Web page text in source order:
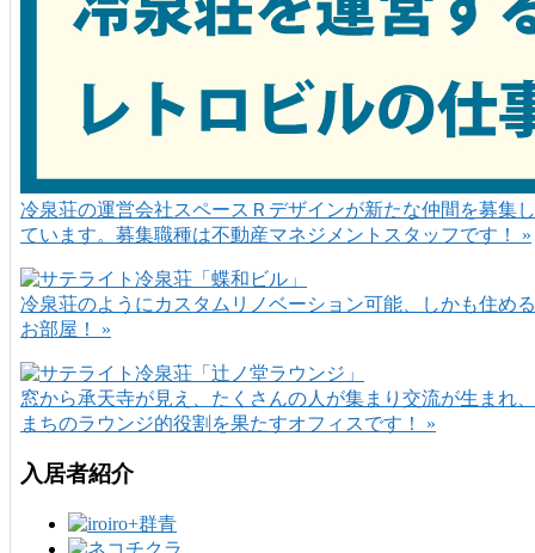
冷泉荘の運営会社スペースＲデザインが新たな仲間を募集し
ています。募集職種は不動産マネジメントスタッフです！ »
冷泉荘のようにカスタムリノベーション可能、しかも住める
お部屋！ »
窓から承天寺が見え、たくさんの人が集まり交流が生まれ、
まちのラウンジ的役割を果たすオフィスです！ »
入居者紹介